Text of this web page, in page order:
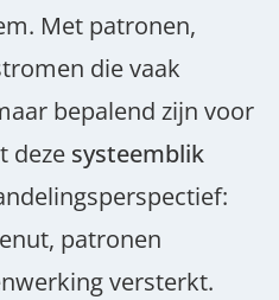
Met patronen,
die vaak
bepalend zijn voor
deze systeemblik
patronen
versterkt.